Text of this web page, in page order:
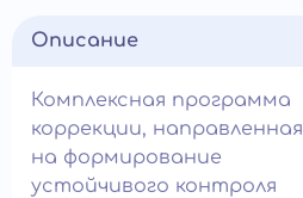
Описание
Комплексная программа
коррекции, направленная
на формирование
устойчивого контроля